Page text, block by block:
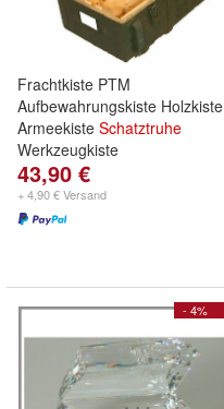
Frachtkiste PTM
Aufbewahrungskiste Holzkiste
Armeekiste Schatztruhe
Werkzeugkiste
43,90 €
+ 4,90 € Versand
- 4%